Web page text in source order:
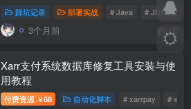
踩坑记录 部署实战 # Java # JDK安装
3个月前 15
Xarr支付系统数据库修复工具安装与使
用教程
付费资源 ￥68 自动化脚本 # xarrpay # xarr